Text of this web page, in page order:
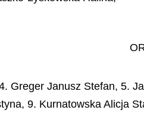
Greger Janusz Stefan, 5.
9. Kurnatowska Alicja